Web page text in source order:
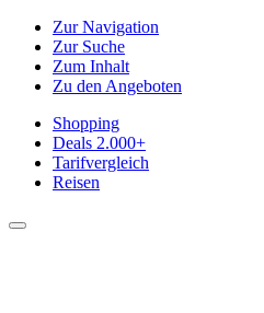
Zur Navigation
Zur Suche
Zum Inhalt
Zu den Angeboten
Shopping
Deals 2.000+
Tarifvergleich
Reisen